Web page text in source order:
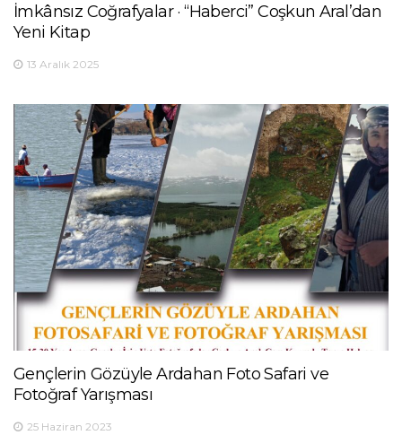
İmkânsız Coğrafyalar · “Haberci” Coşkun Aral’dan
Yeni Kitap
13 Aralık 2025
Gençlerin Gözüyle Ardahan Foto Safari ve
Fotoğraf Yarışması
25 Haziran 2023